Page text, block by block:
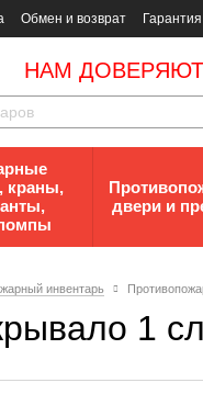
Обмен и возврат Гарантия
НАМ
краны,
двери и
инвентарь
1